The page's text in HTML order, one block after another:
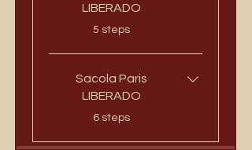
LIBERADO
.
5 steps
Sacola Paris
LIBERADO
.
6 steps